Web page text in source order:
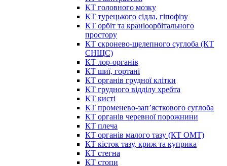
КТ головного мозку
КТ турецького сідла, гіпофізу
КТ орбіт та краніоорбітального
простору
КТ скронево-щелепного суглоба (КТ
СНЩС)
КТ лор-органів
КТ шиї, гортані
КТ органів грудної клітки
КТ грудного відділу хребта
КТ кисті
КТ променево-зап’ясткового суглоба
КТ органів черевної порожнини
КТ плеча
КТ органів малого тазу (КТ ОМТ)
КТ кісток тазу, криж та куприка
КТ стегна
КТ стопи